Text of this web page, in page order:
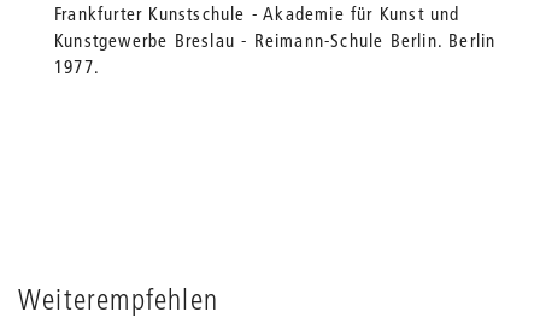
Weiterempfehlen
Frankfurter Kunstschule - Akademie für Kunst und
Kunstgewerbe Breslau - Reimann-Schule Berlin. Berlin
1977.